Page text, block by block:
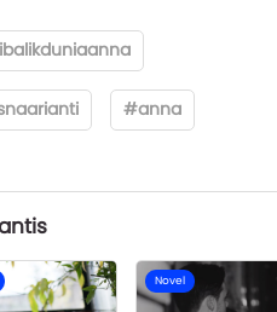
#anna
Novel